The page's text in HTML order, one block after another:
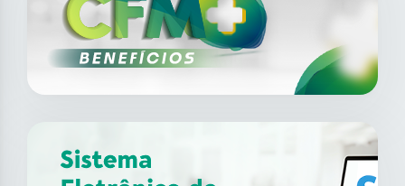
SAIBA MAIS
XII Fórum de Medicina do
Trabalho do CFM
14 ago
2026